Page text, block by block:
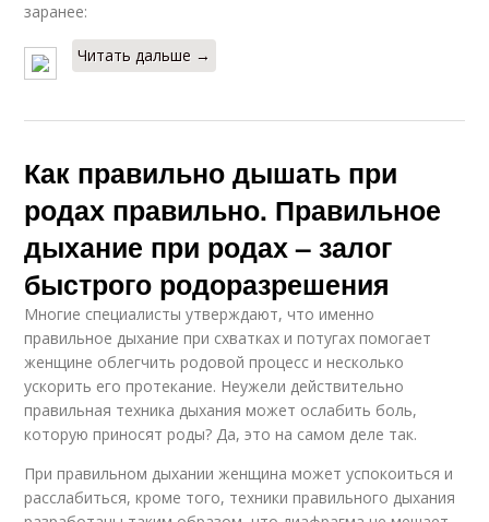
заранее:
Читать дальше →
Как правильно дышать при
родах правильно. Правильное
дыхание при родах – залог
быстрого родоразрешения
Многие специалисты утверждают, что именно
правильное дыхание при схватках и потугах помогает
женщине облегчить родовой процесс и несколько
ускорить его протекание. Неужели действительно
правильная техника дыхания может ослабить боль,
которую приносят роды? Да, это на самом деле так.
При правильном дыхании женщина может успокоиться и
расслабиться, кроме того, техники правильного дыхания